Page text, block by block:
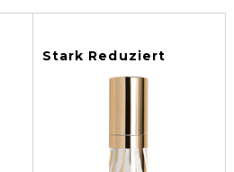
Stark Reduziert